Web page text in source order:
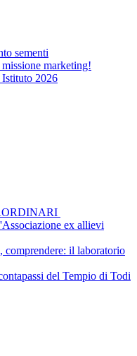
sementi
marketing!
Istituto 2026
ex allievi
comprendere: il laboratorio
del Tempio di Todi